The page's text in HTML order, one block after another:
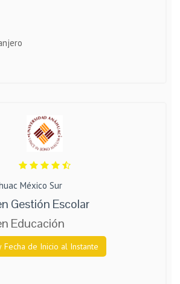
México Sur
Gestión Escolar
Educación
Fecha de Inicio al Instante